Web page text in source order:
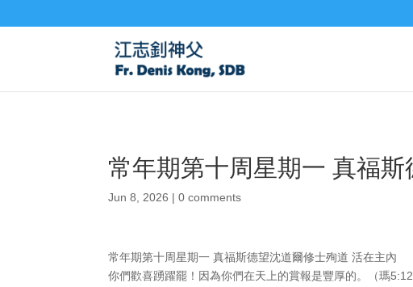
常年期第十周星期一 真福
Jun 8, 2026 |0 comments
常年期第十周星期一 真福斯德望沈道爾修士殉道 活在主內
你們歡喜踴躍罷！因為你們在天上的賞報是豐厚的。（瑪